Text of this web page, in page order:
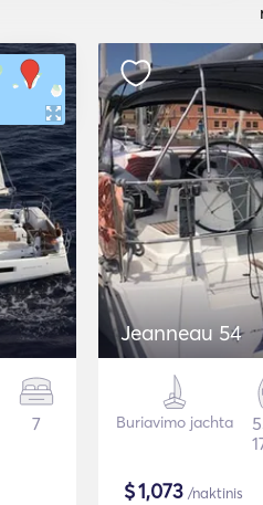
7
Jeanneau 54
Buriavimo jachta
$1,073 /naktinis